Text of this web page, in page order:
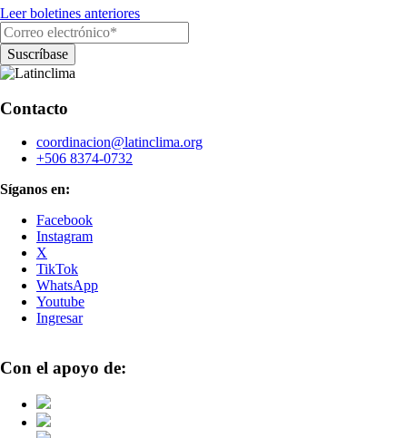
Leer boletines anteriores
Contacto
coordinacion@latinclima.org
+506 8374-0732
Síganos en:
Facebook
Instagram
X
TikTok
WhatsApp
Youtube
Ingresar
Con el apoyo de: